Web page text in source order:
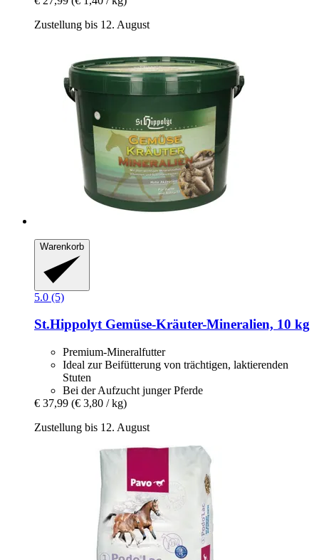
Zustellung bis 12. August
Warenkorb
5.0 (5)
St.HippolytGemüse-​Kräuter-​Mineralien, 10 kg
Premium-Mineralfutter
Ideal zur Beifütterung von trächtigen, laktierenden
Stuten
Bei der Aufzucht junger Pferde
€ 37,99 (€ 3,80 / kg)
Zustellung bis 12. August